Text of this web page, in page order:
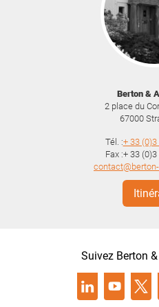
Berton &
2 place du
67000
Tél. :+ 33
Fax :+ 33
Suivez Berton